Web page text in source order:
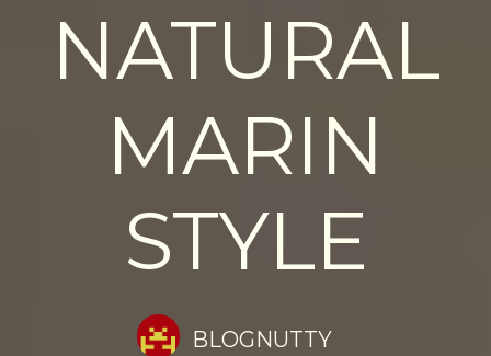
NATURAL
MARIN
STYLE
BLOGNUTTY